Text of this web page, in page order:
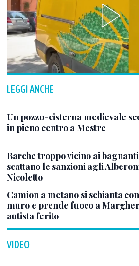
LEGGI ANCHE
Un pozzo-cisterna medievale
in pieno centro a Mestre
Barche troppo vicino ai
scattano le sanzioni agli
Nicoletto
Camion a metano si schianta
muro e prende fuoco a
autista ferito
VIDEO